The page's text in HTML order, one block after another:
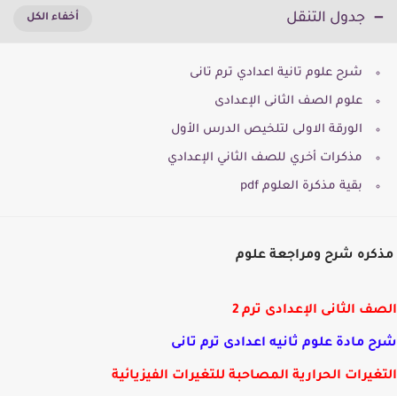
جدول التنقل
شرح علوم تانية اعدادي ترم تانى
علوم الصف الثانى الإعدادى
الورقة الاولى لتلخيص الدرس الأول
مذكرات أخري للصف الثاني الإعدادي
بقية مذكرة العلوم pdf
شرح ومراجعة علوم
الثانى الإعدادى ترم 2
مادة علوم ثانيه اعدادى ترم تانى
الحرارية المصاحبة للتغيرات الفيزيائية